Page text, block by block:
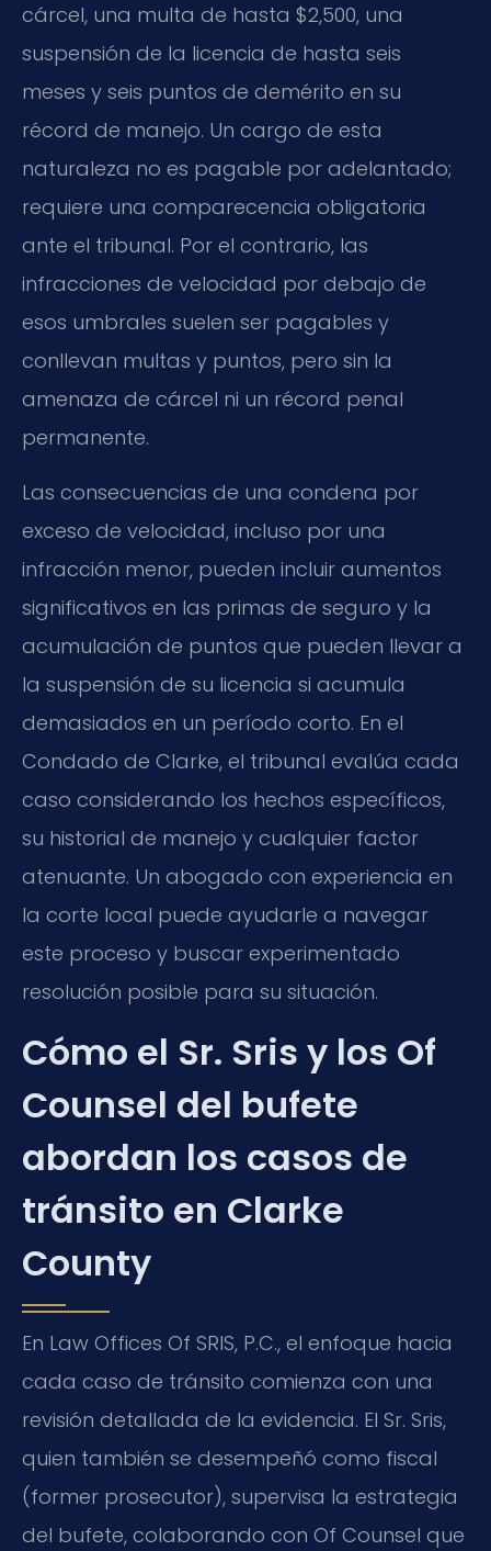
cárcel, una multa de hasta $2,500, una
suspensión de la licencia de hasta seis
meses y seis puntos de demérito en su
récord de manejo. Un cargo de esta
naturaleza no es pagable por adelantado;
requiere una comparecencia obligatoria
ante el tribunal. Por el contrario, las
infracciones de velocidad por debajo de
esos umbrales suelen ser pagables y
conllevan multas y puntos, pero sin la
amenaza de cárcel ni un récord penal
permanente.
Las consecuencias de una condena por
exceso de velocidad, incluso por una
infracción menor, pueden incluir aumentos
significativos en las primas de seguro y la
acumulación de puntos que pueden llevar a
la suspensión de su licencia si acumula
demasiados en un período corto. En el
Condado de Clarke, el tribunal evalúa cada
caso considerando los hechos específicos,
su historial de manejo y cualquier factor
atenuante. Un abogado con experiencia en
la corte local puede ayudarle a navegar
este proceso y buscar experimentado
resolución posible para su situación.
Cómo el Sr. Sris y los Of
Counsel del bufete
abordan los casos de
tránsito en Clarke
County
En Law Offices Of SRIS, P.C., el enfoque hacia
cada caso de tránsito comienza con una
revisión detallada de la evidencia. El Sr. Sris,
quien también se desempeñó como fiscal
(former prosecutor), supervisa la estrategia
del bufete, colaborando con Of Counsel que